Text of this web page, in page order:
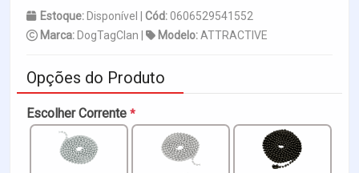
Estoque: Disponível | Cód:0606529541552
Marca: DogTagClan | Modelo:ATTRACTIVE
Opções do Produto
Escolher Corrente *